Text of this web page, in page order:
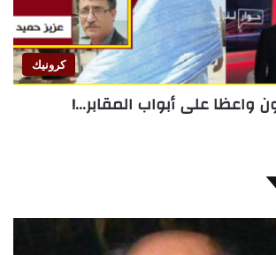
كرونيك
واعظا على أبواب المقابر…!